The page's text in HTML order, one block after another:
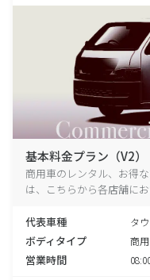
基本料金プラン（V2）
商用車のレンタル、お得
は、こちらから各店舗にお
代表車種 タ
ボディタイプ 商
営業時間